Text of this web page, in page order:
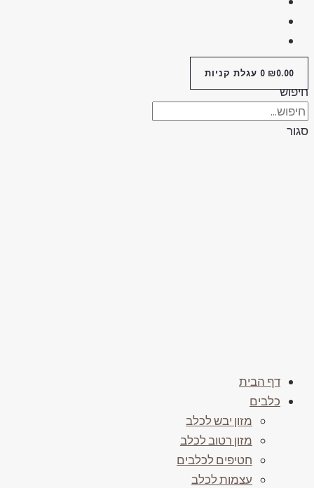
₪0.00
0 עגלת קניות
דף הבית
כלבים
מזון יבש לכלב
מזון רטוב לכלב
חטיפים לכלבים
עצמות לכלב